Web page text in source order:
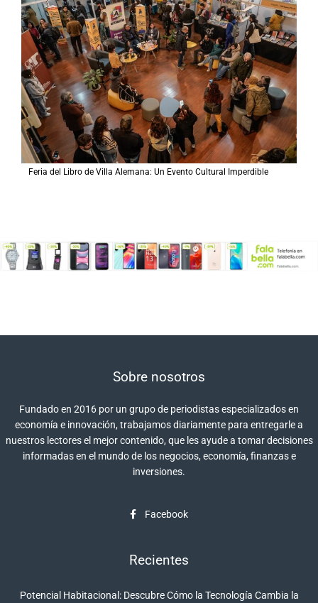
Feria del Libro de Villa Alemana: Un Evento Cultural Imperdible
Sobre nosotros
Fundado en 2016 por un grupo de periodistas especializados en
economía e innovación, trabajamos diariamente para entregarle a
nuestros lectores el mejor contenido, que les ayude a tomar decisiones
informadas en el mundo de los negocios, economía, finanzas e
inversiones.
Facebook
Recientes
Potencial Habitacional: Descubre Cómo la Tecnología Cambia la